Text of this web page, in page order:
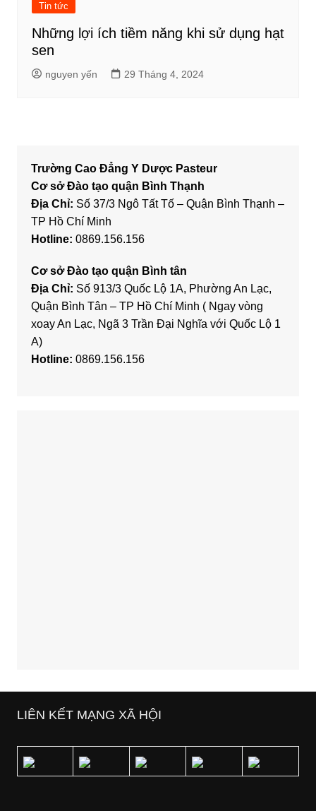
Tin tức
Những lợi ích tiềm năng khi sử dụng hạt
sen
nguyen yến 29 Tháng 4, 2024
Trường Cao Đẳng Y Dược Pasteur
Cơ sở Đào tạo quận Bình Thạnh
Địa Chỉ: Số 37/3 Ngô Tất Tố – Quận Bình Thạnh –
TP Hồ Chí Minh
Hotline: 0869.156.156
Cơ sở Đào tạo quận Bình tân
Địa Chỉ: Số 913/3 Quốc Lộ 1A, Phường An Lạc,
Quận Bình Tân – TP Hồ Chí Minh ( Ngay vòng
xoay An Lạc, Ngã 3 Trần Đại Nghĩa với Quốc Lộ 1
A)
Hotline: 0869.156.156
LIÊN KẾT MẠNG XÃ HỘI